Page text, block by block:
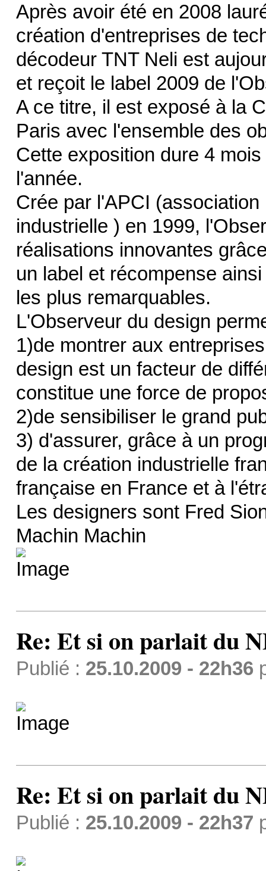
Après avoir été en 2008
création d'entreprises de
décodeur TNT Neli est
et reçoit le label 2009 de
A ce titre, il est exposé à la
Paris avec l'ensemble des
Cette exposition dure 4
l'année.
Crée par l'APCI
industrielle ) en 1999,
réalisations innovantes
un label et récompense
les plus remarquables.
L'Observeur du design
1)de montrer aux
design est un facteur de
constitue une force de
2)de sensibiliser le grand
3) d'assurer, grâce à un
de la création industrielle
française en France et à
Les designers sont Fred
Machin Machin
Re: Et si on parlait du
Publié : 25.10.2009 - 22h36
Re: Et si on parlait du
Publié : 25.10.2009 - 22h37